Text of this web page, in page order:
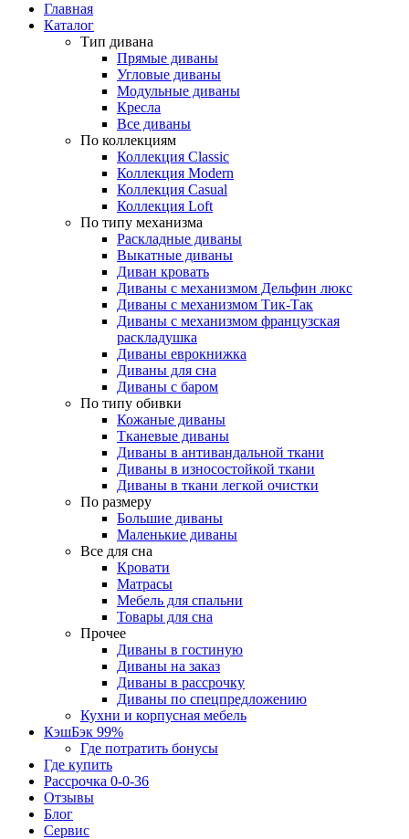
Главная
Каталог
Тип дивана
Прямые диваны
Угловые диваны
Модульные диваны
Кресла
Все диваны
По коллекциям
Коллекция Classic
Коллекция Modern
Коллекция Casual
Коллекция Loft
По типу механизма
Раскладные диваны
Выкатные диваны
Диван кровать
Диваны с механизмом Дельфин люкс
Диваны с механизмом Тик-Так
Диваны с механизмом французская
раскладушка
Диваны еврокнижка
Диваны для сна
Диваны с баром
По типу обивки
Кожаные диваны
Тканевые диваны
Диваны в антивандальной ткани
Диваны в износостойкой ткани
Диваны в ткани легкой очистки
По размеру
Большие диваны
Маленькие диваны
Все для сна
Кровати
Матрасы
Мебель для спальни
Товары для сна
Прочее
Диваны в гостиную
Диваны на заказ
Диваны в рассрочку
Диваны по спецпредложению
Кухни и корпусная мебель
КэшБэк 99%
Где потратить бонусы
Где купить
Рассрочка 0-0-36
Отзывы
Блог
Сервис